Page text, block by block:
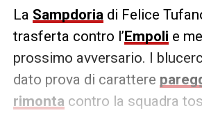
La Sampdoriadi Felice
trasferta contro l’Empoli e
prossimo avversario. I
dato prova di carattere
rimonta contro la squadra